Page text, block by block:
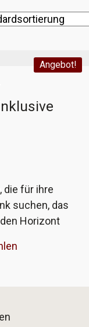
Angebot!
die für ihre
suchen, das
Horizont
Anbietern
ist, dass